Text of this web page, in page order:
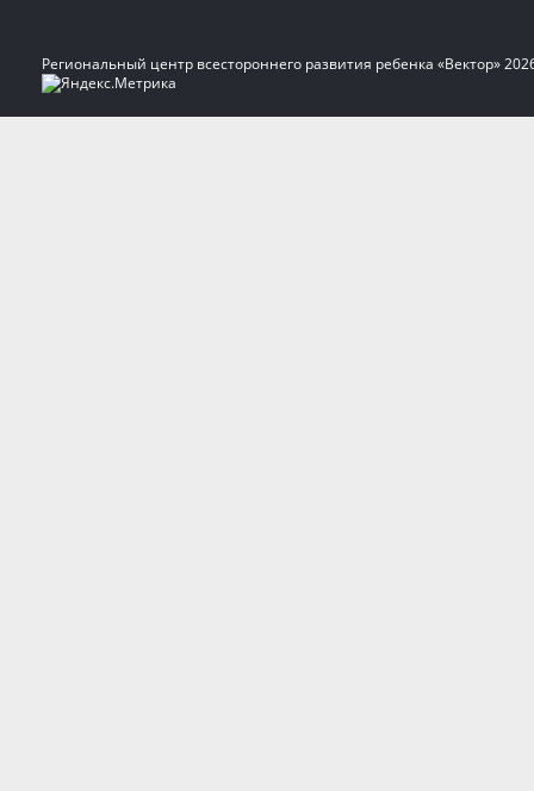
Региональный центр всестороннего развития ребенка «Вектор»